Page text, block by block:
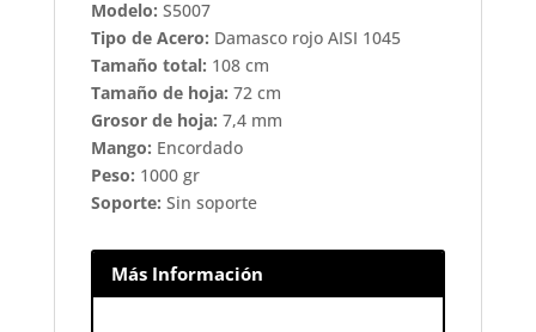
Modelo: S5007
Tipo de Acero: Damasco rojo AISI 1045
Tamaño total: 108 cm
Tamaño de hoja: 72 cm
Grosor de hoja: 7,4 mm
Mango: Encordado
Peso: 1000 gr
Soporte: Sin soporte
Más Información